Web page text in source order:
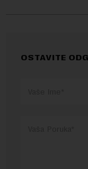
OSTAVITE